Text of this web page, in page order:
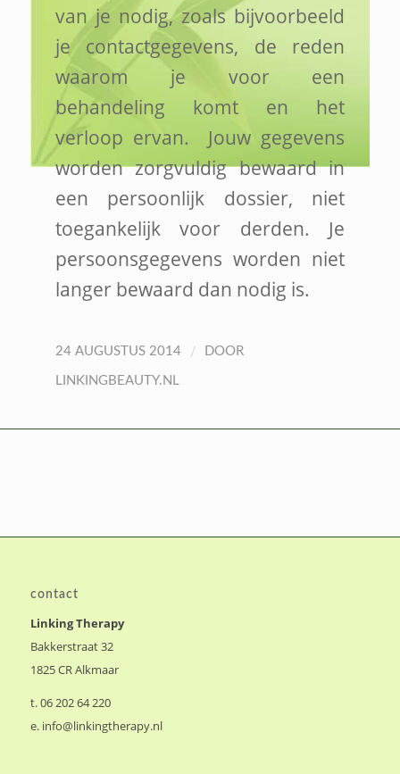
van je nodig, zoals bijvoorbeeld
je contactgegevens, de reden
waarom je voor een
behandeling komt en het
verloop ervan. Jouw gegevens
worden zorgvuldig bewaard in
een persoonlijk dossier, niet
toegankelijk voor derden. Je
persoonsgegevens worden niet
langer bewaard dan nodig is.
24 AUGUSTUS 2014 / DOOR
LINKINGBEAUTY.NL
contact
Linking Therapy
Bakkerstraat 32
1825 CR Alkmaar
t. 06 202 64 220
e. info@linkingtherapy.nl